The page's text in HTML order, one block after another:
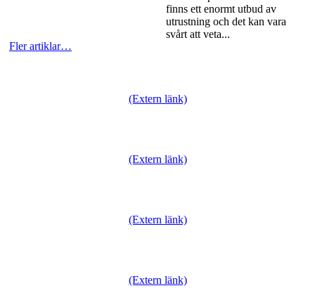
finns ett enormt utbud av
utrustning och det kan vara
svårt att veta...
Fler artiklar…
(Extern länk)
(Extern länk)
(Extern länk)
(Extern länk)